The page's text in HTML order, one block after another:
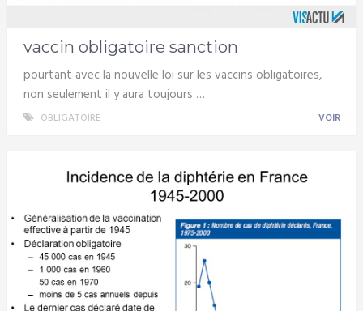
vaccin obligatoire sanction
pourtant avec la nouvelle loi sur les vaccins obligatoires,
non seulement il y aura toujours …
OBLIGATOIRE VOIR